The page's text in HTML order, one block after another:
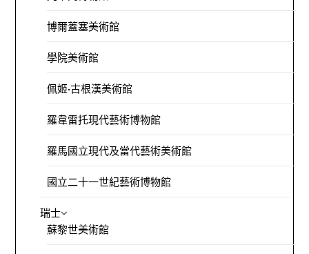
博爾蓋塞美術館
學院美術館
佩姬·古根漢美術館
羅韋雷托現代藝術博物館
羅馬國立現代及當代藝術美術館
國立二十一世紀藝術博物館
瑞士
蘇黎世美術館